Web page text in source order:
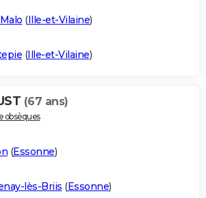
(Ille-et-Vilaine)
(Ille-et-Vilaine)
(67 ans)
obsèques
(Essonne)
lès-Briis (Essonne)